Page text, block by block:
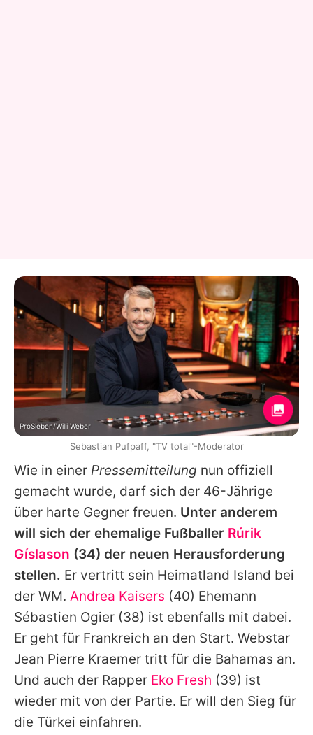
Wie in einer Pressemitteilung nun offiziell
gemacht wurde, darf sich der 46-Jährige
über harte Gegner freuen. Unter anderem
will sich der ehemalige Fußballer Rúrik
Gíslason (34) der neuen Herausforderung
stellen. Er vertritt sein Heimatland Island bei
der WM. Andrea Kaisers (40) Ehemann
Sébastien Ogier (38) ist ebenfalls mit dabei.
Er geht für Frankreich an den Start. Webstar
Jean Pierre Kraemer tritt für die Bahamas an.
Und auch der Rapper Eko Fresh (39) ist
wieder mit von der Partie. Er will den Sieg für
die Türkei einfahren.
ProSieben/Willi Weber
Sebastian Pufpaff, "TV total"-Moderator